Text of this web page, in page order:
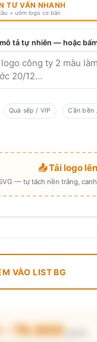
TƯ VẤN NHANH
+ ướm logo cơ bản
tả tự nhiên — hoặc
Quà sếp / VIP Cần bền
📤 Tải logo
— tự tách nền trắng,
VÀO LIST BG
78.800